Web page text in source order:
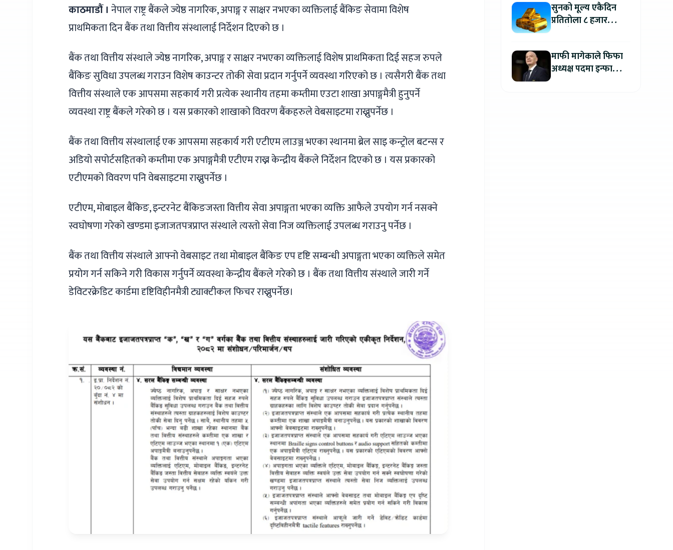
काठमाडौं । नेपाल राष्ट्र बैंकले ज्येष्ठ नागरिक, अपाङ्ग र साक्षर नभएका व्यक्तिलाई बैंकिङ सेवामा विशेष
प्राथमिकता दिन बैंक तथा वित्तीय संस्थालाई निर्देशन दिएको छ ।
बैंक तथा वित्तीय संस्थाले ज्येष्ठ नागरिक, अपाङ्ग र साक्षर नभएका व्यक्तिलाई विशेष प्राथमिकता दिई सहज रुपले
बैंकिङ सुविधा उपलब्ध गराउन विशेष काउन्टर तोकी सेवा प्रदान गर्नुपर्ने व्यवस्था गरिएको छ । त्यसैगरी बैंक तथा
वित्तीय संस्थाले एक आपसमा सहकार्य गरी प्रत्येक स्थानीय तहमा कम्तीमा एउटा शाखा अपाङ्गमैत्री हुनुपर्ने
व्यवस्था राष्ट्र बैंकले गरेको छ । यस प्रकारको शाखाको विवरण बैंकहरुले वेबसाइटमा राख्नुपर्नेछ ।
बैंक तथा वित्तीय संस्थालाई एक आपसमा सहकार्य गरी एटीएम लाउञ्ज भएका स्थानमा ब्रेल साइ कन्ट्रोल बटन्स र
अडियो सपोर्टसहितको कम्तीमा एक अपाङ्गमैत्री एटीएम राख्न केन्द्रीय बैंकले निर्देशन दिएको छ । यस प्रकारको
एटीएमको विवरण पनि वेबसाइटमा राख्नुपर्नेछ ।
एटीएम, मोबाइल बैंकिङ, इन्टरनेट बैंकिङजस्ता वित्तीय सेवा अपाङ्गता भएका व्यक्ति आफैले उपयोग गर्न नसक्ने
स्वघोषणा गरेको खण्डमा इजाजतपत्रप्राप्त संस्थाले त्यस्तो सेवा निज व्यक्तिलाई उपलब्ध गराउनु पर्नेछ ।
बैंक तथा वित्तीय संस्थाले आफ्नो वेबसाइट तथा मोबाइल बैंकिङ एप दृष्टि सम्बन्धी अपाङ्गता भएका व्यक्तिले समेत
प्रयोग गर्न सकिने गरी विकास गर्नुपर्ने व्यवस्था केन्द्रीय बैंकले गरेको छ । बैंक तथा वित्तीय संस्थाले जारी गर्ने
डेविटरक्रेडिट कार्डमा दृष्टिविहीनमैत्री ट्याक्टीकल फिचर राख्नुपर्नेछ।
सुनको मूल्य एकैदिन
प्रतितोला ८ हजार
माफी मागेकाले फिफा
अध्यक्ष पदमा इन्फान्टिनो